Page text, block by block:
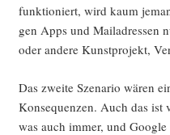
funk­tio­niert, wird kaum
gen Apps und Mail­adres­sen
oder ande­re Kunst­pro­jekt,
Das zwei­te Sze­na­rio wären
Kon­se­quen­zen. Auch das ist
was auch immer, und